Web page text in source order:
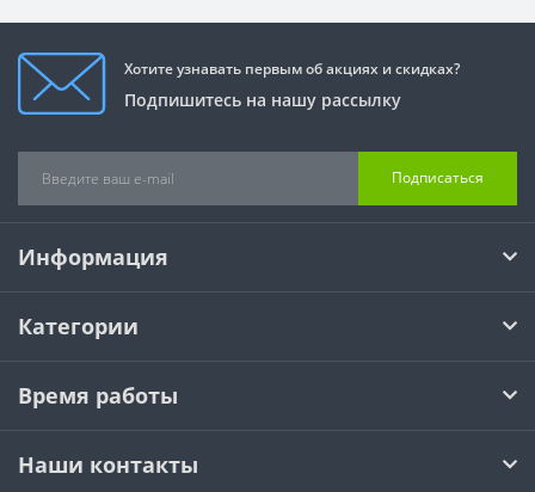
Хотите узнавать первым об акциях и скидках?
Подпишитесь на нашу рассылку
Подписаться
Информация
Категории
Время работы
Наши контакты